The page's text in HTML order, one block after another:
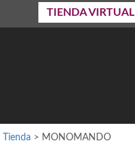
TIENDA VIRTUAL
Tienda > MONOMANDO